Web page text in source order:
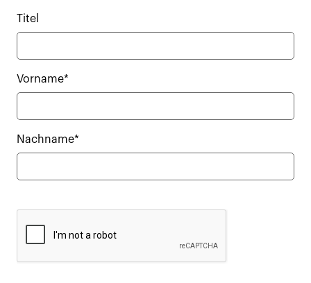
Titel
Vorname*
Nachname*